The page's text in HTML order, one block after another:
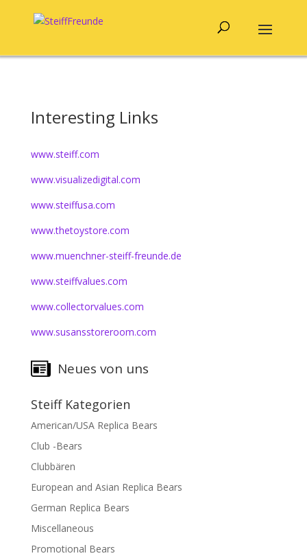
Interesting Links
www.steiff.com
www.visualizedigital.com
www.steiffusa.com
www.thetoystore.com
www.muenchner-steiff-freunde.de
www.steiffvalues.com
www.collectorvalues.com
www.susansstoreroom.com
Neues von uns
Steiff Kategorien
American/USA Replica Bears
Club -Bears
Clubbären
European and Asian Replica Bears
German Replica Bears
Miscellaneous
Promotional Bears